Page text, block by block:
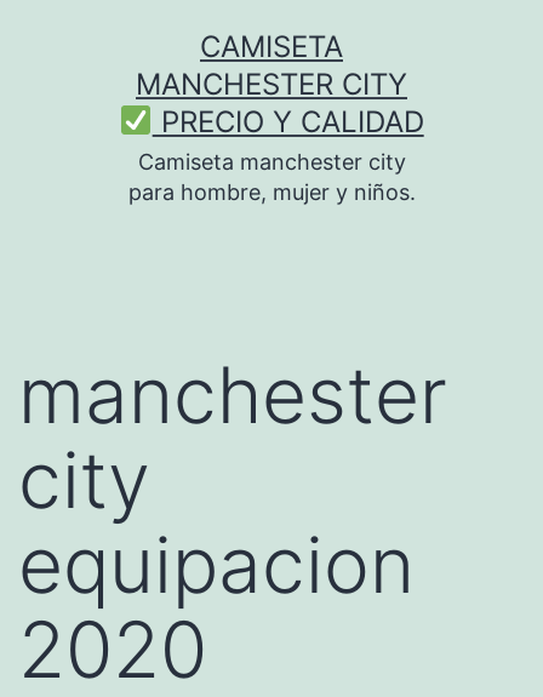
CAMISETA
MANCHESTER CITY
PRECIO Y CALIDAD
Camiseta manchester city
para hombre, mujer y niños.
manchester
city
equipacion
2020